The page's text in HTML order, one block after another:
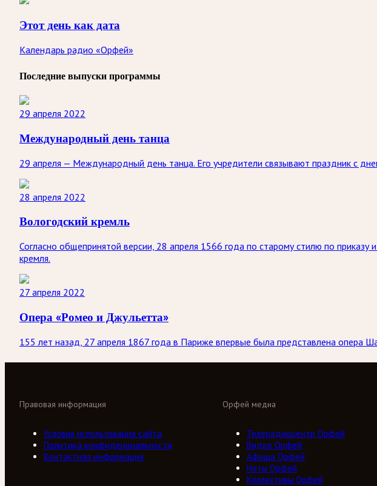
Этот день как дата
Календарь радио «Орфей»
Последние выпуски программы
29 апреля 2022
Международный день танца
29 апреля — Международный день танца. Его учредители связывают праздник с
28 апреля 2022
Вологодский кремль
Согласно общепринятой версии, 28 апреля 1566 года по старому стилю по
кремля.
27 апреля 2022
Опера «Ромео и Джульетта»
155 лет назад, 27 апреля 1867 года в Париже впервые была представлена опера
Орфей медиа
Телерадиоцентр Орфей
Видео Орфей
Афиша Орфей
Ноты Орфей
Коллективы Орфей
Правовая информация
Условия использования сайта
Политика конфиденциальности
Контактная информация